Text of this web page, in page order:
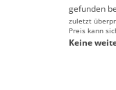
gefunden
zuletzt
Preis kann
Keine